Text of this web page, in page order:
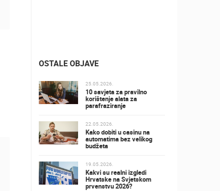
OSTALE OBJAVE
25.05.2026.
10 savjeta za pravilno
korištenje alata za
parafraziranje
22.05.2026.
Kako dobiti u casinu na
automatima bez velikog
budžeta
19.05.2026.
Kakvi su realni izgledi
Hrvatske na Svjetskom
prvenstvu 2026?